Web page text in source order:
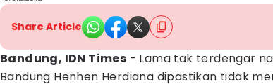
Share Article
Bandung, IDN Times - Lama tak terdengar
Bandung Henhen Herdiana dipastikan tidak